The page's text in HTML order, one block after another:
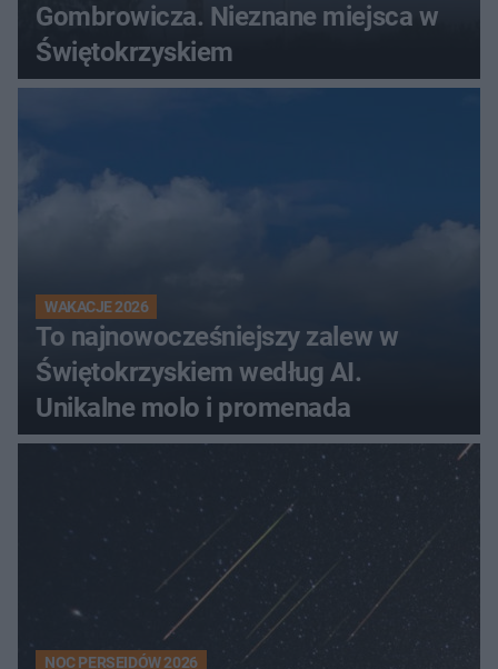
Gombrowicza. Nieznane miejsca w
Świętokrzyskiem
WAKACJE 2026
To najnowocześniejszy zalew w
Świętokrzyskiem według AI.
Unikalne molo i promenada
NOC PERSEIDÓW 2026